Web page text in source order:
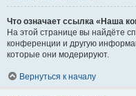
Что означает ссылка «Наша
На этой странице вы найдёте
конференции и другую
которые они модерируют.
Вернуться к началу